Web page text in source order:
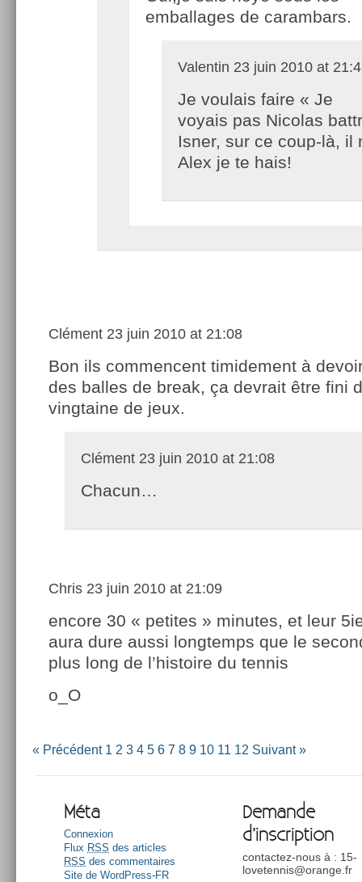
emballages de carambars.
Valentin 23 juin 2010 at
Je voulais faire « Je
voyais pas Nicolas
Isner, sur ce coup-là, il
Alex je te hais!
Clément 23 juin 2010 at 21:08
Bon ils commencent timidement à
des balles de break, ça devrait être fini
vingtaine de jeux.
Clément 23 juin 2010 at 21:08
Chacun…
Chris 23 juin 2010 at 21:09
encore 30 « petites » minutes, et leur
aura dure aussi longtemps que le
plus long de l’histoire du tennis
o_O
« Précédent 1 2 3 4 5 6 7 8 9 10 11 12 Suivant »
Méta
Connexion
Flux RSS des articles
RSS des commentaires
Site de WordPress-FR
Demande
d’inscription
contactez-nous à : 15-
lovetennis@orange.fr